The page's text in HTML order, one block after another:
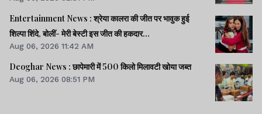
Entertainment News : श्रेया कालरा की जीत पर भावुक हुई
शिल्पा शिंदे, बोलीं- मेरी बेस्टी इस जीत की हकदार...
Aug 06, 2026 11:42 AM
Deoghar News : छापेमारी में 500 किलो मिलावटी खोया जब्त
Aug 06, 2026 08:51 PM